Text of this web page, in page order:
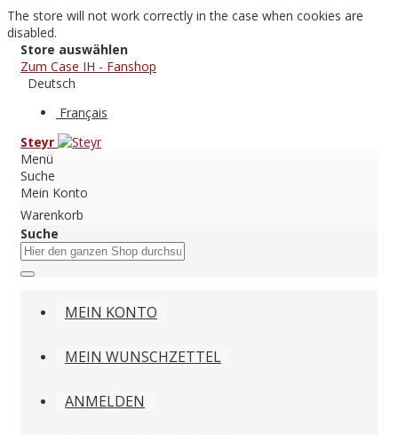
The store will not work correctly in the case when cookies are
disabled.
Store auswählen
Zum Case IH - Fanshop
Deutsch
Français
Steyr
Menü
Suche
Mein Konto
Warenkorb
Suche
MEIN KONTO
MEIN WUNSCHZETTEL
ANMELDEN